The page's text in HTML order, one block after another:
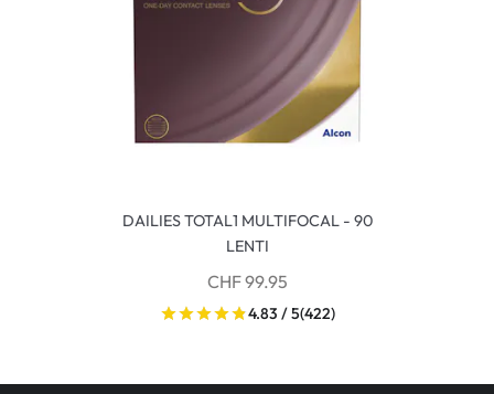
DAILIES TOTAL1 MULTIFOCAL - 90
LENTI
CHF 99.95
4.83 / 5(422)